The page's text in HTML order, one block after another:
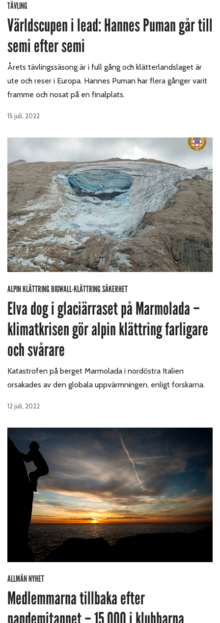
TÄVLING
Världscupen i lead: Hannes Puman går till
semi efter semi
Årets tävlingssäsong är i full gång och klätterlandslaget är
ute och reser i Europa. Hannes Puman har flera gånger varit
framme och nosat på en finalplats.
15 juli, 2022
ALPIN KLÄTTRING,BIGWALL-KLÄTTRING,SÄKERHET
Elva dog i glaciärraset på Marmolada –
klimatkrisen gör alpin klättring farligare
och svårare
Katastrofen på berget Marmolada i nordöstra Italien
orsakades av den globala uppvärmningen, enligt forskarna.
12 juli, 2022
ALLMÄN NYHET
Medlemmarna tillbaka efter